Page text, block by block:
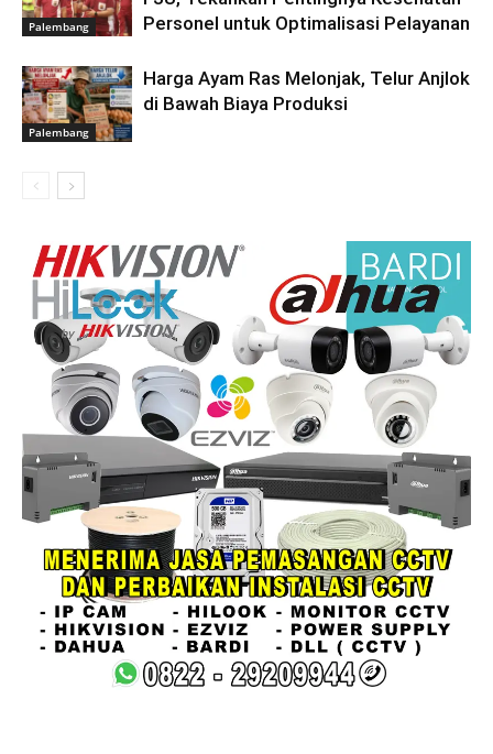
Palembang
Personel untuk Optimalisasi Pelayanan
Palembang
Harga Ayam Ras Melonjak, Telur Anjlok
di Bawah Biaya Produksi